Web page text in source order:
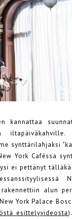
kannattaa
synttärilahjaksi
York Caféssa
ei pettänyt
rakennettiin alun
York Palace
esittelyvideosta